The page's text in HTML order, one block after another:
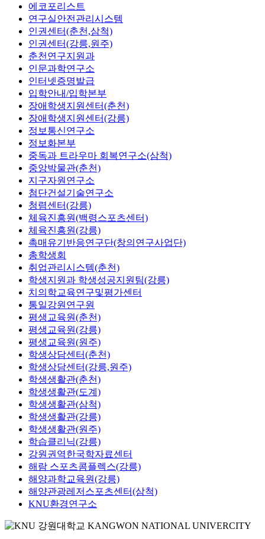
에코포리스트
연구실안전관리시스템
인권센터(춘천,삼척)
인권센터(강릉,원주)
춘천연구지원과
인문과학연구소
인터넷증명발급
입학안내/입학본부
장애학생지원센터(춘천)
장애학생지원센터(강릉)
정보통신연구소
정보화본부
중독과 트라우마 회복연구소(삼척)
중앙박물관(춘천)
지구자원연구소
첨단건설기술연구소
청렴센터(강릉)
체육진흥원(백령스포츠센터)
체육진흥원(강릉)
촉매유기반응연구단(창의연구사업단)
총학생회
취업관리시스템(춘천)
학생지원과 학생성공지원팀(강릉)
치의학교육연구및평가센터
통일강원연구원
평생교육원(춘천)
평생교육원(강릉)
평생교육원(원주)
학생상담센터(춘천)
학생상담센터(강릉,원주)
학생생활관(춘천)
학생생활관(도계)
학생생활관(삼척)
학생생활관(강릉)
학생생활관(원주)
학습클리닉(강릉)
강원권역한국학자료센터
해람 스포츠콤플렉스(강릉)
해양과학교육원(강릉)
해양관광레저스포츠센터(삼척)
KNU환경연구소